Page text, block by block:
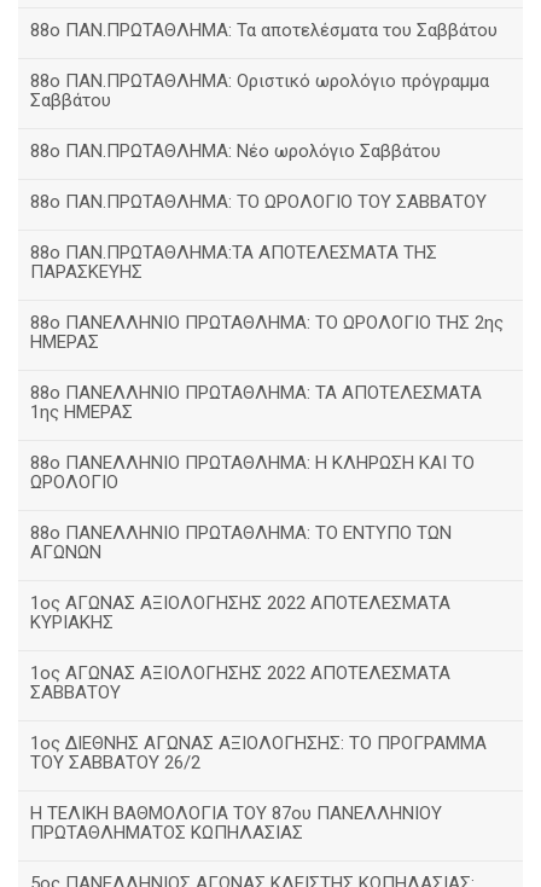
88ο ΠΑΝ.ΠΡΩΤΑΘΛΗΜΑ: Τα αποτελέσματα του Σαββάτου
88ο ΠΑΝ.ΠΡΩΤΑΘΛΗΜΑ: Οριστικό ωρολόγιο πρόγραμμα
Σαββάτου
88ο ΠΑΝ.ΠΡΩΤΑΘΛΗΜΑ: Νέο ωρολόγιο Σαββάτου
88ο ΠΑΝ.ΠΡΩΤΑΘΛΗΜΑ: ΤΟ ΩΡΟΛΟΓΙΟ ΤΟΥ ΣΑΒΒΑΤΟΥ
88ο ΠΑΝ.ΠΡΩΤΑΘΛΗΜΑ:ΤΑ ΑΠΟΤΕΛΕΣΜΑΤΑ ΤΗΣ
ΠΑΡΑΣΚΕΥΗΣ
88ο ΠΑΝΕΛΛΗΝΙΟ ΠΡΩΤΑΘΛΗΜΑ: ΤΟ ΩΡΟΛΟΓΙΟ ΤΗΣ 2ης
ΗΜΕΡΑΣ
88ο ΠΑΝΕΛΛΗΝΙΟ ΠΡΩΤΑΘΛΗΜΑ: ΤΑ ΑΠΟΤΕΛΕΣΜΑΤΑ
1ης ΗΜΕΡΑΣ
88ο ΠΑΝΕΛΛΗΝΙΟ ΠΡΩΤΑΘΛΗΜΑ: Η ΚΛΗΡΩΣΗ ΚΑΙ ΤΟ
ΩΡΟΛΟΓΙΟ
88ο ΠΑΝΕΛΛΗΝΙΟ ΠΡΩΤΑΘΛΗΜΑ: ΤΟ ΕΝΤΥΠΟ ΤΩΝ
ΑΓΩΝΩΝ
1ος ΑΓΩΝΑΣ ΑΞΙΟΛΟΓΗΣΗΣ 2022 ΑΠΟΤΕΛΕΣΜΑΤΑ
ΚΥΡΙΑΚΗΣ
1ος ΑΓΩΝΑΣ ΑΞΙΟΛΟΓΗΣΗΣ 2022 ΑΠΟΤΕΛΕΣΜΑΤΑ
ΣΑΒΒΑΤΟΥ
1ος ΔΙΕΘΝΗΣ ΑΓΩΝΑΣ ΑΞΙΟΛΟΓΗΣΗΣ: ΤΟ ΠΡΟΓΡΑΜΜΑ
ΤΟΥ ΣΑΒΒΑΤΟΥ 26/2
Η ΤΕΛΙΚΗ ΒΑΘΜΟΛΟΓΙΑ ΤΟΥ 87ου ΠΑΝΕΛΛΗΝΙΟΥ
ΠΡΩΤΑΘΛΗΜΑΤΟΣ ΚΩΠΗΛΑΣΙΑΣ